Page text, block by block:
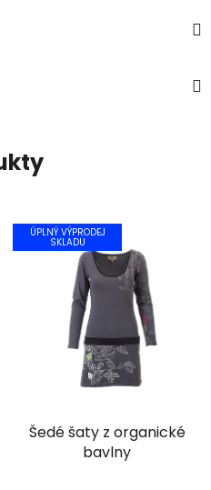
ÚPLNÝ VÝPRODEJ
SKLADU
Šedé šaty z organické
bavlny